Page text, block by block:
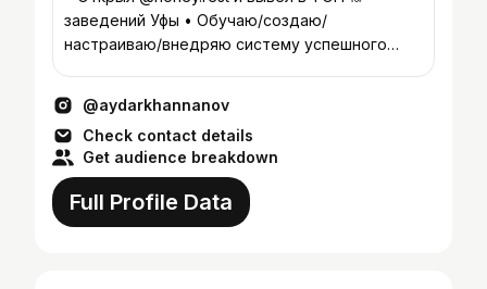
заведений Уфы • Обучаю/создаю/
настраиваю/внедряю систему успешного
@aydarkhannanov
Check contact details
Get audience breakdown
Full Profile Data